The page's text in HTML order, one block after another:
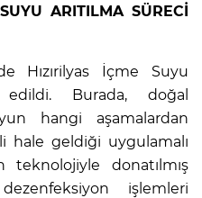
ARITILMA SÜRECİ
Hızırilyas İçme Suyu
Burada, doğal
hangi aşamalardan
geldiği uygulamalı
teknolojiyle donatılmış
işlemleri